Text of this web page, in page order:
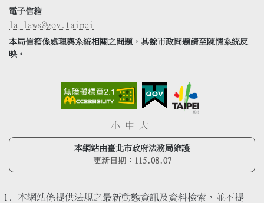
電子信箱
la_laws@gov.taipei
本局信箱係處理與系統相關之問題，其餘市政問題請至陳情系統反
映。
小 中 大
本網站由臺北市政府法務局維護
更新日期： 115.08.07
本網站係提供法規之最新動態資訊及資料檢索，並不提